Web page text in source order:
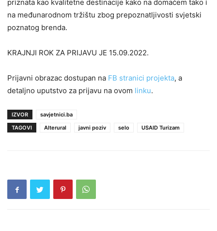
priznata kao kvalitetne destinacije kako na domaćem tako i
na međunarodnom tržištu zbog prepoznatljivosti svjetski
poznatog brenda.
KRAJNJI ROK ZA PRIJAVU JE 15.09.2022.
Prijavni obrazac dostupan na FB stranici projekta, a
detaljno uputstvo za prijavu na ovom linku.
IZVOR
savjetnici.ba
TAGOVI
Alterural javni poziv selo USAID Turizam